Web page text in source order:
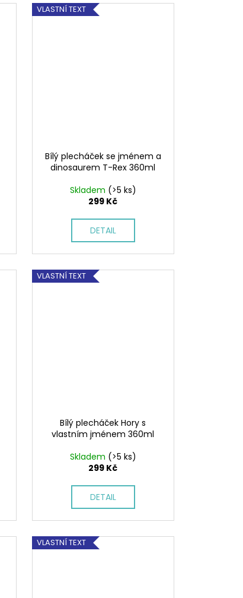
VLASTNÍ TEXT
Bílý plecháček se jménem a
dinosaurem T-Rex 360ml
Skladem (>5 ks)
299 Kč
DETAIL
VLASTNÍ TEXT
Bílý plecháček Hory s
vlastním jménem 360ml
Skladem (>5 ks)
299 Kč
DETAIL
VLASTNÍ TEXT